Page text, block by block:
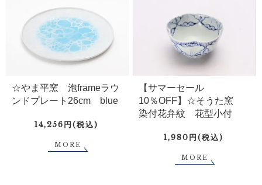
☆やま平窯 泡frameラウ
ンドプレート26cm blue
14,256円(税込)
MORE
【サマーセール
10％OFF】☆そうた窯
染付花弁紋 花型小付
1,980円(税込)
MORE